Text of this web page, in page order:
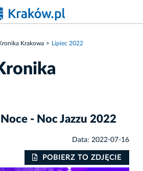
Krakowa Lipiec 2022
- Noc Jazzu 2022
Data: 2022-07-16
POBIERZ TO ZDJĘCIE